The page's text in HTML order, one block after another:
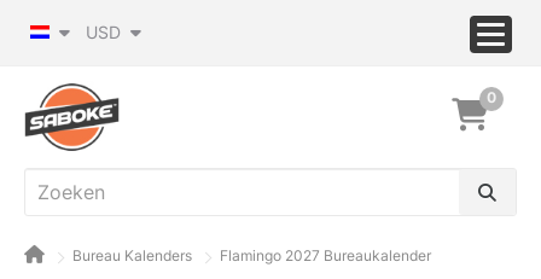
USD
0
Bureau Kalenders Flamingo 2027 Bureaukalender